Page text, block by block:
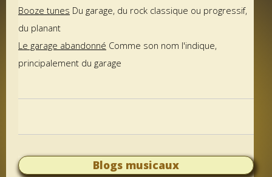
Booze tunes Du garage, du rock classique ou progressif,
du planant
Le garage abandonné Comme son nom l'indique,
principalement du garage
Blogs musicaux